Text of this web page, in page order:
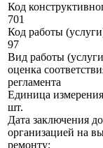
Код
701
Код работы
97
Вид работы
оценка
регламента
Единица
шт.
Дата заключения
организацией на
ремонту: